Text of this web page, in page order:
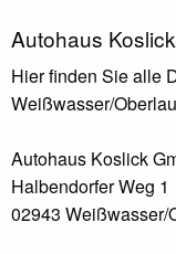
Autohaus
Hier finden Sie alle
Weißwasser/
Autohaus Koslick
Halbendorfer Weg 1
02943 Weißwasser/